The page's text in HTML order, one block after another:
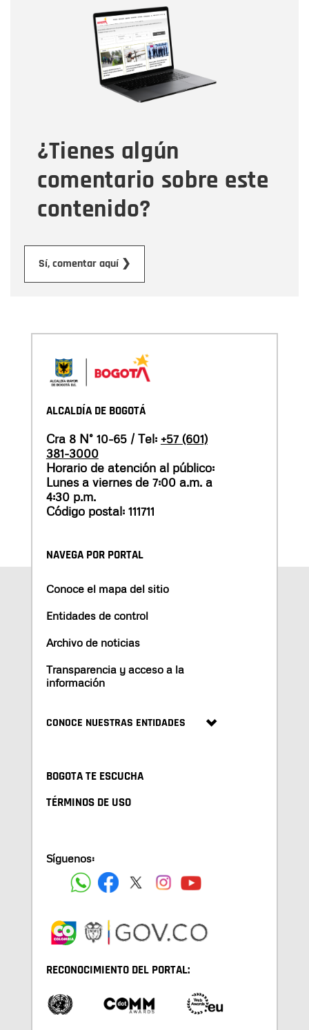
¿Tienes algún
comentario sobre este
contenido?
Sí, comentar aquí ❯
Correo electrónico
Tipo de comentario
Mensaje
ALCALDÍA DE BOGOTÁ
Cra 8 N° 10-65 / Tel: +57 (601)
381-3000
Horario de atención al público:
Lunes a viernes de 7:00 a.m. a
4:30 p.m.
Código postal: 111711
NAVEGA POR PORTAL
Conoce el mapa del sitio
Entidades de control
Archivo de noticias
Transparencia y acceso a la
información
CONOCE NUESTRAS ENTIDADES
BOGOTA TE ESCUCHA
TÉRMINOS DE USO
Síguenos:
RECONOCIMIENTO DEL PORTAL: